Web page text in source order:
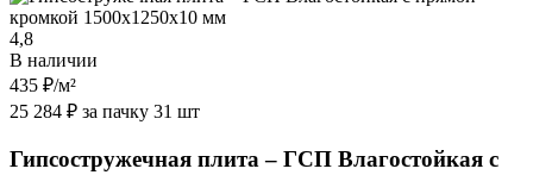
4,8
В наличии
435 ₽/м²
25 284 ₽ за пачку 31 шт
Гипсостружечная плита – ГСП Влагостойкая с